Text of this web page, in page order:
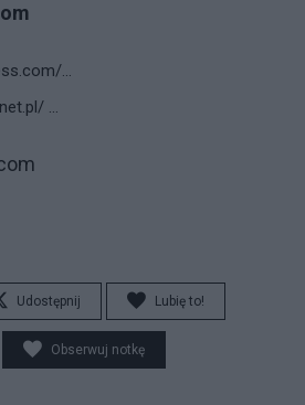
…
…
Udostępnij Lubię to!
Obserwuj notkę